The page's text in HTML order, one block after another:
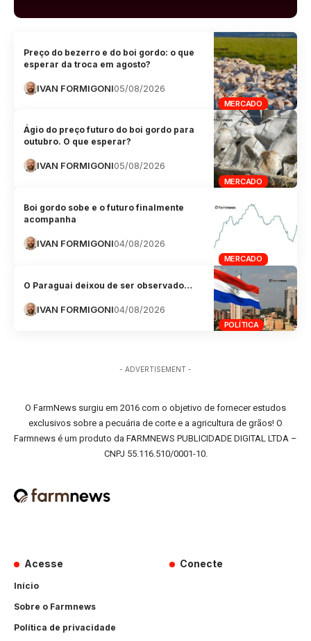
MERCADO
Preço do bezerro e do boi gordo: o que
esperar da troca em agosto?
IVAN FORMIGONI05/08/2026
MERCADO
Ágio do preço futuro do boi gordo para
outubro. O que esperar?
IVAN FORMIGONI05/08/2026
MERCADO
Boi gordo sobe e o futuro finalmente
acompanha
IVAN FORMIGONI04/08/2026
POLÍTICA
O Paraguai deixou de ser observado…
IVAN FORMIGONI04/08/2026
- ADVERTISEMENT -
O FarmNews surgiu em 2016 com o objetivo de fornecer estudos
exclusivos sobre a pecuária de corte e a agricultura de grãos! O
Farmnews é um produto da FARMNEWS PUBLICIDADE DIGITAL LTDA –
CNPJ 55.116.510/0001-10.
Acesse
Início
Sobre o Farmnews
Política de privacidade
Conecte